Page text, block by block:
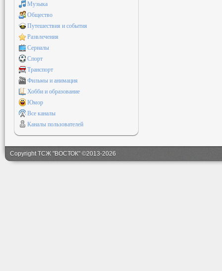
Музыка
Общество
Путешествия и события
Развлечения
Сериалы
Спорт
Транспорт
Фильмы и анимация
Хобби и образование
Юмор
Все каналы
Каналы пользователей
Copyright ТСЖ "ВОСТОК" ©2013-2026